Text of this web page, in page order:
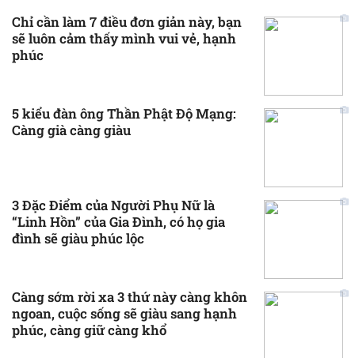
Chỉ cần làm 7 điều đơn giản này, bạn
sẽ luôn cảm thấy mình vui vẻ, hạnh
phúc
5 kiểu đàn ông Thần Phật Độ Mạng:
Càng già càng giàu
3 Đặc Điểm của Người Phụ Nữ là
“Linh Hồn” của Gia Đình, có họ gia
đình sẽ giàu phúc lộc
Càng sớm rời xa 3 thứ này càng khôn
ngoan, cuộc sống sẽ giàu sang hạnh
phúc, càng giữ càng khổ